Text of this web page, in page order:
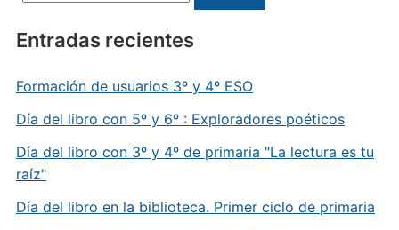
Entradas recientes
Formación de usuarios 3º y 4º ESO
Día del libro con 5º y 6º : Exploradores poéticos
Día del libro con 3º y 4º de primaria "La lectura es tu
raíz"
Día del libro en la biblioteca. Primer ciclo de primaria